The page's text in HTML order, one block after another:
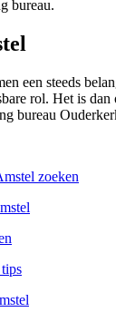
bureau.
een steeds
rol. Het is
bureau
zoeken